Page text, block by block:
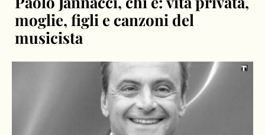
moglie, figli e canzoni del
musicista